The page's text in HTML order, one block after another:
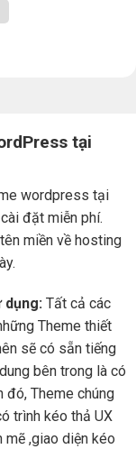
tại
wordpress tại
đặt miễn phí.
miền về hosting
dụng: Tất cả các
Theme thiết
sẽ có sẵn tiếng
bên trong là có
đó, Theme chúng
trình kéo thả UX
,giao diện kéo